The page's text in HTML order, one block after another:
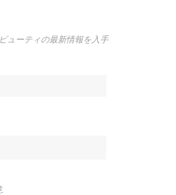
ューティの最新情報を入手